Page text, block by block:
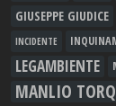
GIUSEPPE GIUDICE
INCIDENTE
LEGAMBIENTE
MANLIO